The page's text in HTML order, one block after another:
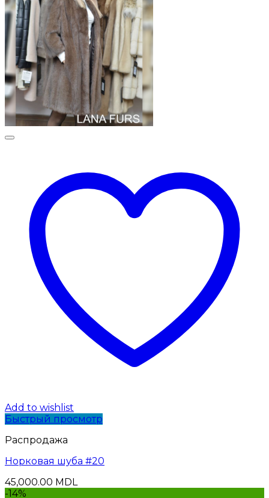
Add to wishlist
Быстрый просмотр
Распродажа
Норковая шуба #20
45,000.00 MDL
-14%